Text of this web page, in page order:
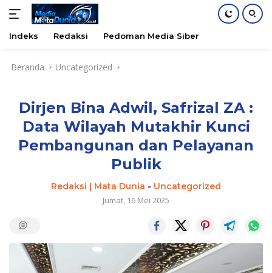
Indeks Redaksi Pedoman Media Siber
Beranda Uncategorized
Dirjen Bina Adwil, Safrizal ZA :
Data Wilayah Mutakhir Kunci
Pembangunan dan Pelayanan
Publik
Redaksi | Mata Dunia - Uncategorized
Jumat, 16 Mei 2025